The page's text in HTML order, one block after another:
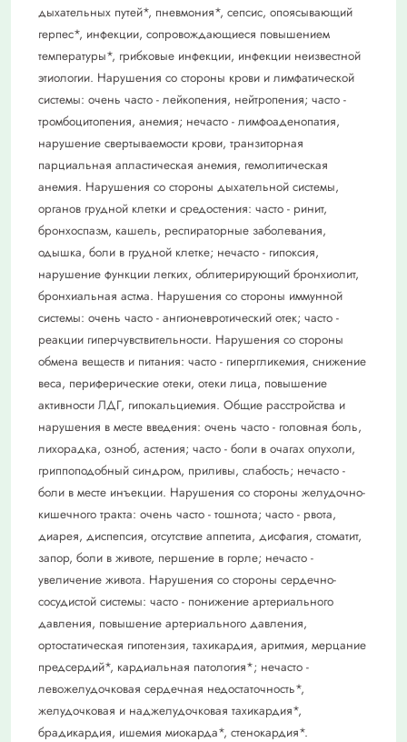
дыхательных путей*, пневмония*, сепсис, опоясывающий
герпес*, инфекции, сопровождающиеся повышением
температуры*, грибковые инфекции, инфекции неизвестной
этиологии. Нарушения со стороны крови и лимфатической
системы: очень часто - лейкопения, нейтропения; часто -
тромбоцитопения, анемия; нечасто - лимфоаденопатия,
нарушение свертываемости крови, транзиторная
парциальная апластическая анемия, гемолитическая
анемия. Нарушения со стороны дыхательной системы,
органов грудной клетки и средостения: часто - ринит,
бронхоспазм, кашель, респираторные заболевания,
одышка, боли в грудной клетке; нечасто - гипоксия,
нарушение функции легких, облитерирующий бронхиолит,
бронхиальная астма. Нарушения со стороны иммунной
системы: очень часто - ангионевротический отек; часто -
реакции гиперчувствительности. Нарушения со стороны
обмена веществ и питания: часто - гипергликемия, снижение
веса, периферические отеки, отеки лица, повышение
активности ЛДГ, гипокальциемия. Общие расстройства и
нарушения в месте введения: очень часто - головная боль,
лихорадка, озноб, астения; часто - боли в очагах опухоли,
гриппоподобный синдром, приливы, слабость; нечасто -
боли в месте инъекции. Нарушения со стороны желудочно-
кишечного тракта: очень часто - тошнота; часто - рвота,
диарея, диспепсия, отсутствие аппетита, дисфагия, стоматит,
запор, боли в животе, першение в горле; нечасто -
увеличение живота. Нарушения со стороны сердечно-
сосудистой системы: часто - понижение артериального
давления, повышение артериального давления,
ортостатическая гипотензия, тахикардия, аритмия, мерцание
предсердий*, кардиальная патология*; нечасто -
левожелудочковая сердечная недостаточность*,
желудочковая и наджелудочковая тахикардия*,
брадикардия, ишемия миокарда*, стенокардия*.